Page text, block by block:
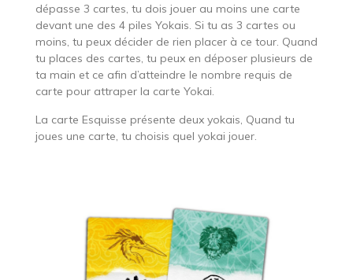
dépasse 3 cartes, tu dois jouer au moins une carte
devant une des 4 piles Yokais. Si tu as 3 cartes ou
moins, tu peux décider de rien placer à ce tour. Quand
tu places des cartes, tu peux en déposer plusieurs de
ta main et ce afin d’atteindre le nombre requis de
carte pour attraper la carte Yokai.
La carte Esquisse présente deux yokais, Quand tu
joues une carte, tu choisis quel yokai jouer.